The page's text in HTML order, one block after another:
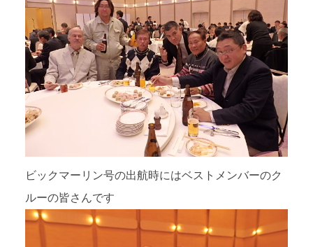
ビックマーリン号の出航時にはベストメンバーのク
ルーの皆さんです